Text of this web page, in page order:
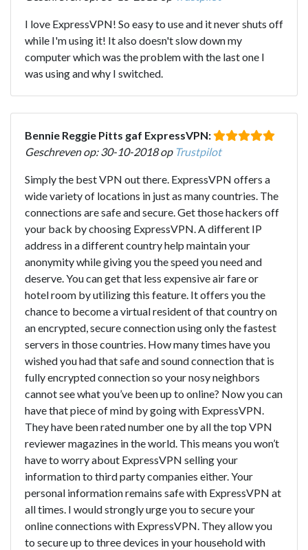
I love ExpressVPN! So easy to use and it never shuts off
while I'm using it! It also doesn't slow down my
computer which was the problem with the last one I
was using and why I switched.
Bennie Reggie Pitts gaf ExpressVPN:
Geschreven op: 30-10-2018 op Trustpilot
Simply the best VPN out there. ExpressVPN offers a
wide variety of locations in just as many countries. The
connections are safe and secure. Get those hackers off
your back by choosing ExpressVPN. A different IP
address in a different country help maintain your
anonymity while giving you the speed you need and
deserve. You can get that less expensive air fare or
hotel room by utilizing this feature. It offers you the
chance to become a virtual resident of that country on
an encrypted, secure connection using only the fastest
servers in those countries. How many times have you
wished you had that safe and sound connection that is
fully encrypted connection so your nosy neighbors
cannot see what you’ve been up to online? Now you can
have that piece of mind by going with ExpressVPN.
They have been rated number one by all the top VPN
reviewer magazines in the world. This means you won’t
have to worry about ExpressVPN selling your
information to third party companies either. Your
personal information remains safe with ExpressVPN at
all times. I would strongly urge you to secure your
online connections with ExpressVPN. They allow you
to secure up to three devices in your household with